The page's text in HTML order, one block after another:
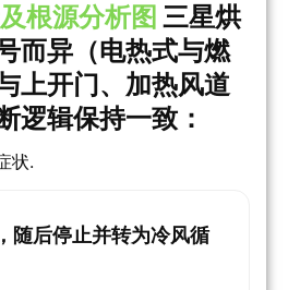
根源分析图 三星烘
而异（电热式与燃
上开门、加热风道
逻辑保持一致：
状.
随后停止并转为冷风循